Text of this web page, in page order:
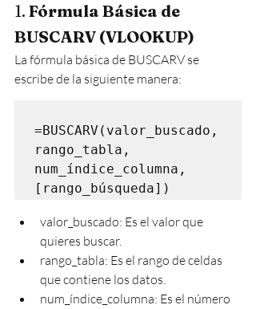
1. Fórmula Básica de
BUSCARV (VLOOKUP)
La fórmula básica de BUSCARV se
escribe de la siguiente manera:
=BUSCARV(valor_buscado,
rango_tabla,
num_índice_columna,
valor_buscado: Es el valor que
quieres buscar.
rango_tabla: Es el rango de celdas
que contiene los datos.
num_índice_columna: Es el número